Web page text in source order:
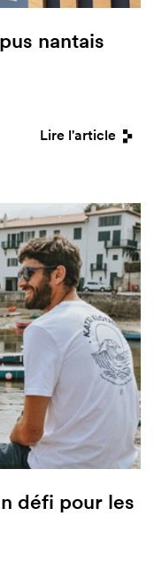
nantais
Lire l'article
défi pour les